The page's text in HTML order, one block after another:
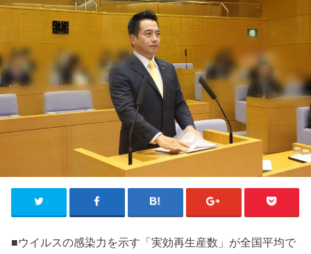
■ウイルスの感染力を示す「実効再生産数」が全国平均で